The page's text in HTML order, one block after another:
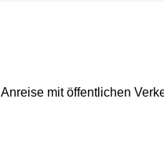
Anreise mit öffentlichen